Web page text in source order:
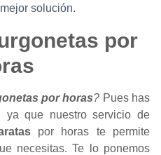
solución.
por
por horas? Pues has
ya que nuestro servicio de
por horas te permite
necesitas. Te lo ponemos